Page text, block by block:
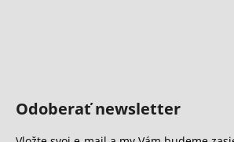
Odoberať newsletter